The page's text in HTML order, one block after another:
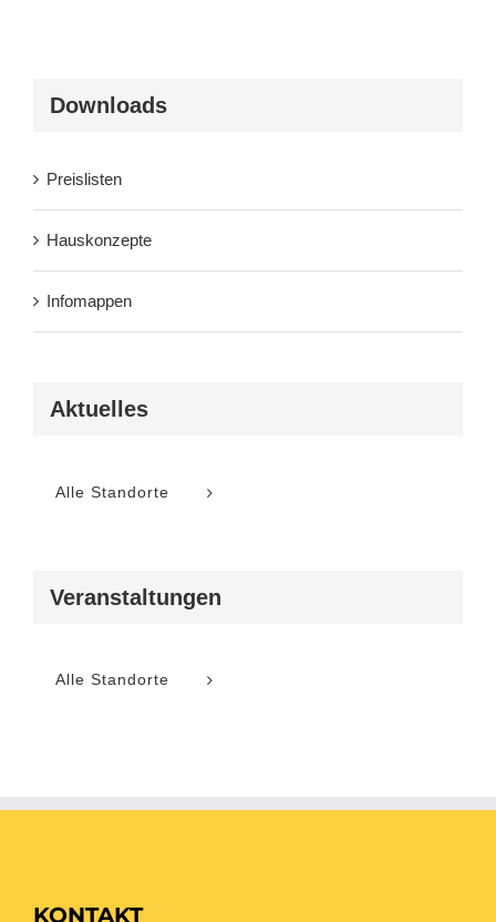
Downloads
Preislisten
Hauskonzepte
Infomappen
Aktuelles
Alle Standorte
Veranstaltungen
Alle Standorte
KONTAKT